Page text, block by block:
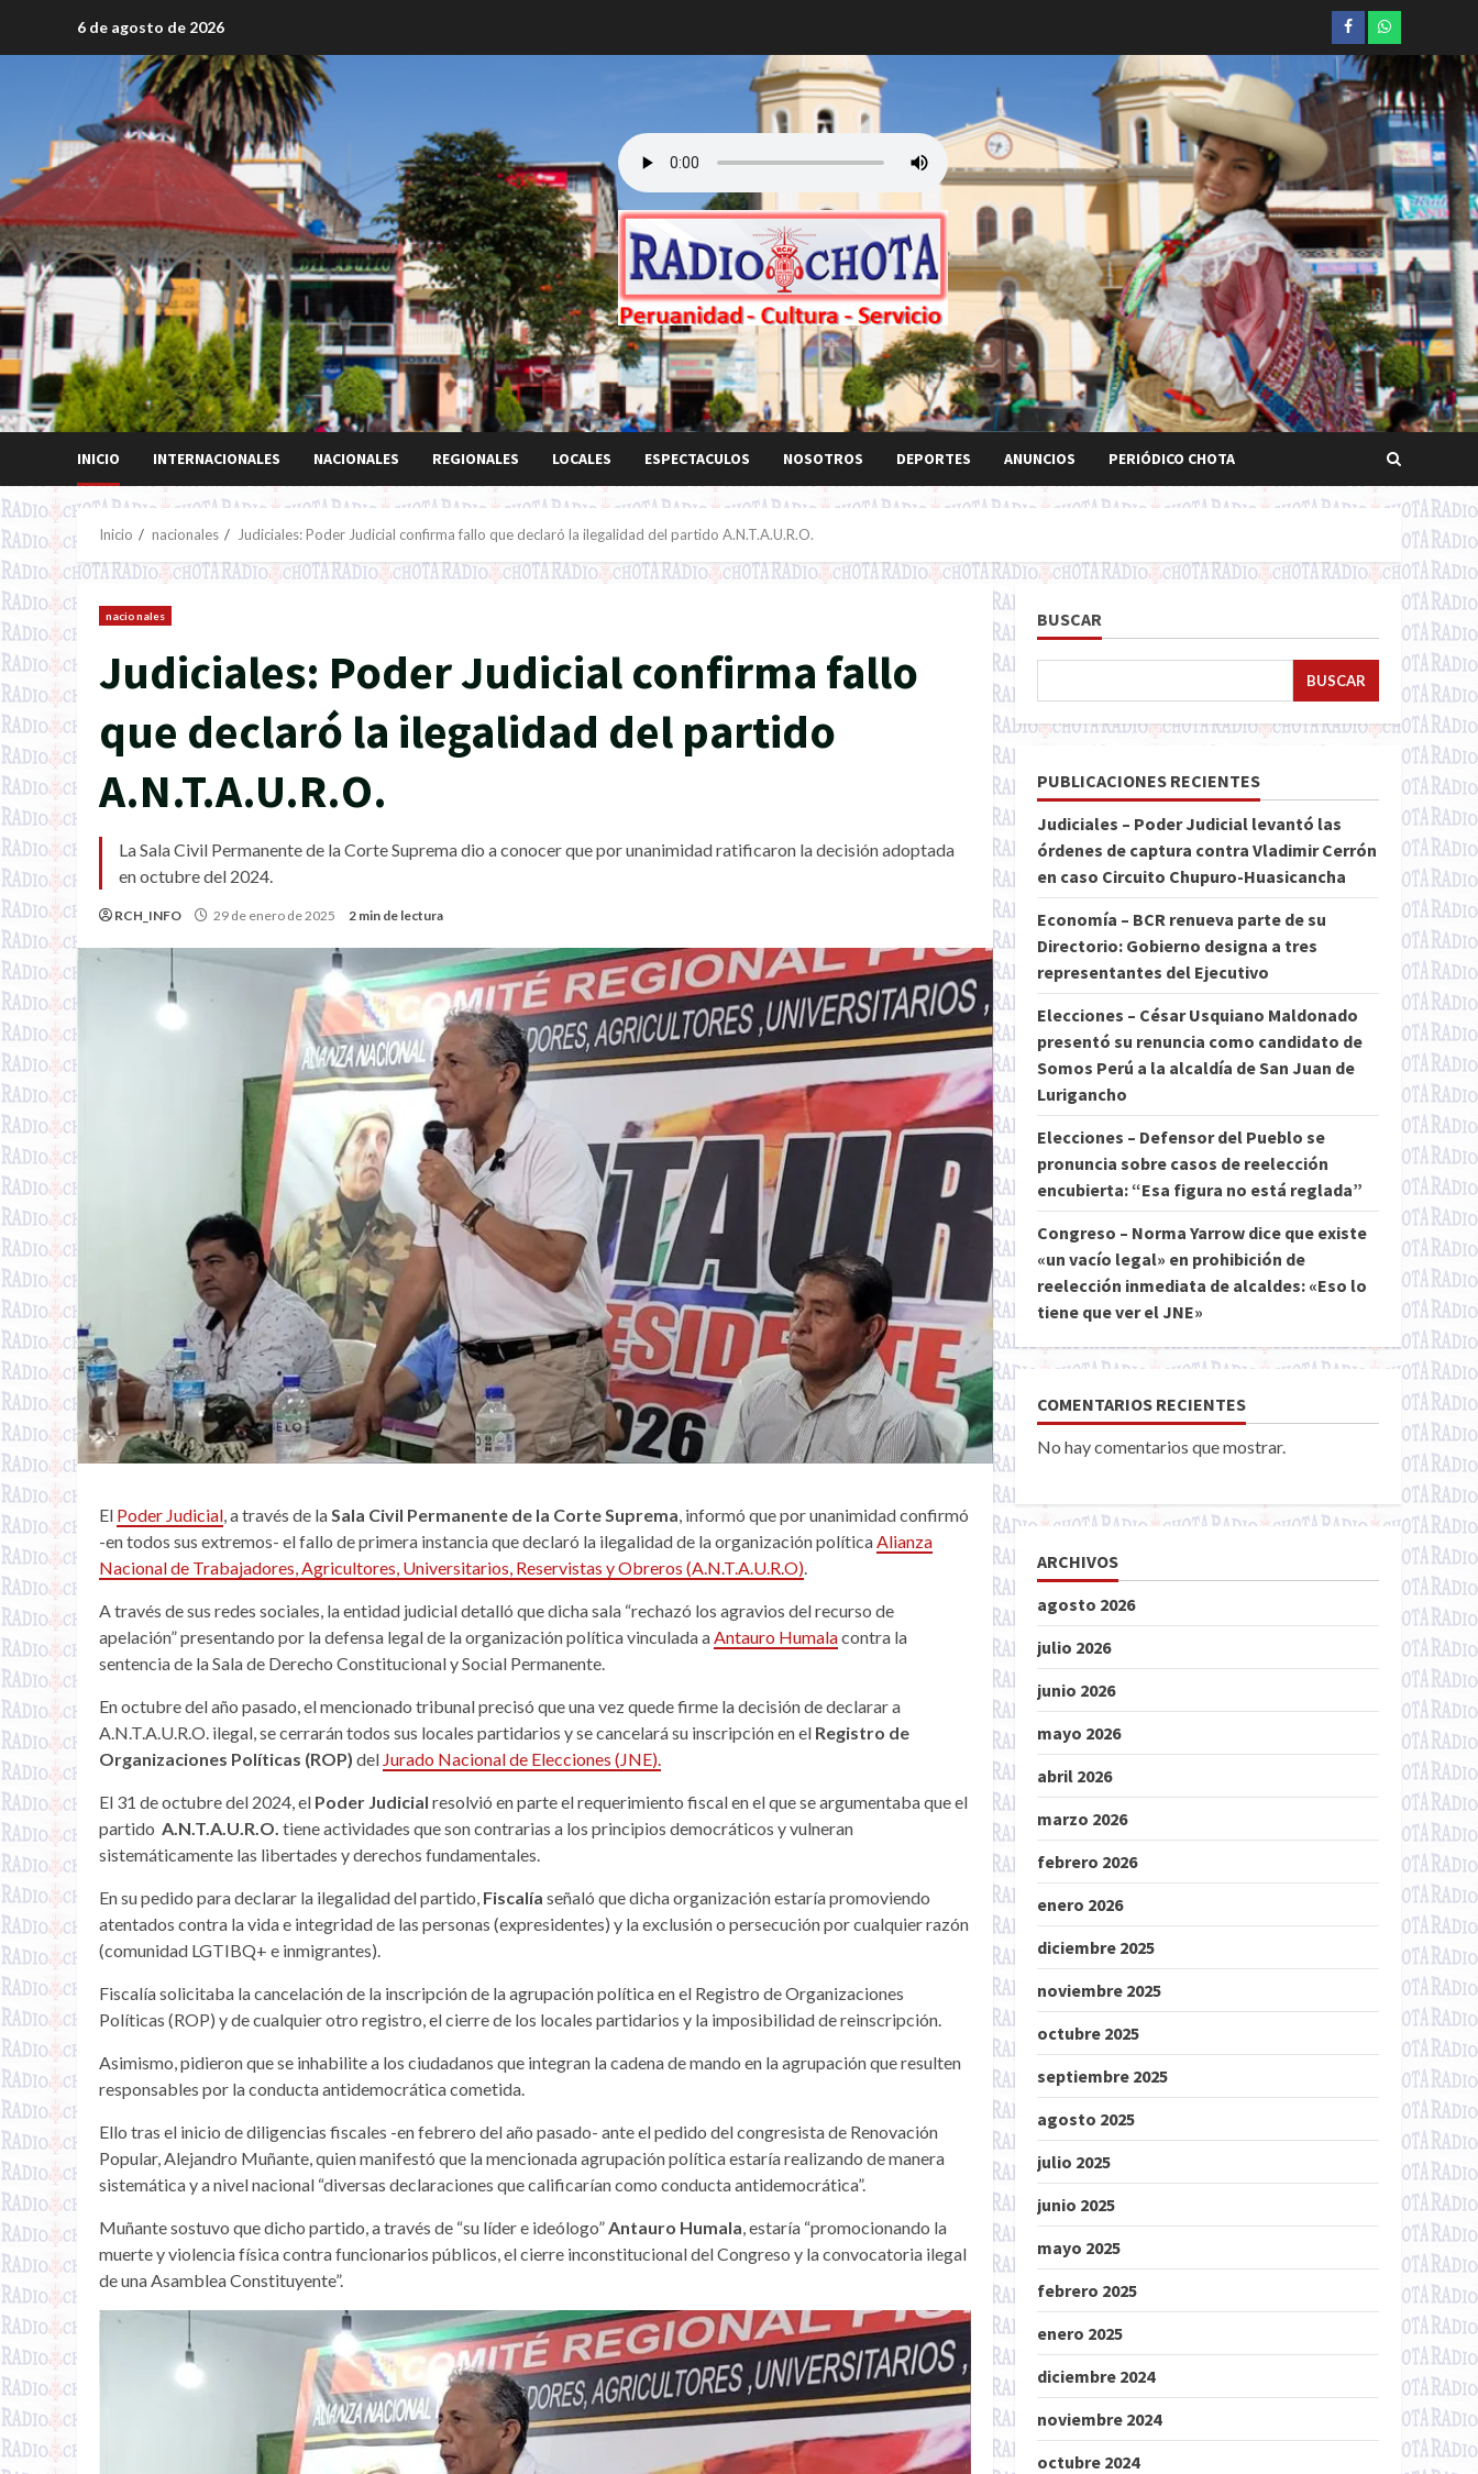
6 de agosto de 2026 Facebookwhatsapp
INICIO INTERNACIONALES NACIONALES REGIONALES LOCALES ESPECTACULOS NOSOTROS DEPORTES ANUNCIOS PERIÓDICO CHOTA
Inicio nacionales Judiciales: Poder Judicial confirma fallo que declaró la ilegalidad del partido A.N.T.A.U.R.O.
nacionales
Judiciales: Poder Judicial confirma fallo
que declaró la ilegalidad del partido
A.N.T.A.U.R.O.
La Sala Civil Permanente de la Corte Suprema dio a conocer que por unanimidad ratificaron la decisión adoptada
en octubre del 2024.
RCH_INFO 29 de enero de 2025 2 min de lectura
El Poder Judicial, a través de laSala Civil Permanente de la Corte Suprema, informó que por unanimidad confirmó
-en todos sus extremos- el fallo de primera instancia que declaró la ilegalidad de la organización políticaAlianza
Nacional de Trabajadores, Agricultores, Universitarios, Reservistas y Obreros (A.N.T.A.U.R.O).
A través de sus redes sociales, la entidad judicial detalló que dicha sala “rechazó los agravios del recurso de
apelación” presentando por la defensa legal de la organización política vinculada aAntauro Humalacontra la
sentencia de la Sala de Derecho Constitucional y Social Permanente.
En octubre del año pasado, el mencionado tribunal precisó que una vez quede firme la decisión de declarar a
A.N.T.A.U.R.O. ilegal, se cerrarán todos sus locales partidarios y se cancelará su inscripción en el Registro de
Organizaciones Políticas (ROP) del Jurado Nacional de Elecciones (JNE).
El 31 de octubre del 2024, el Poder Judicial resolvió en parte el requerimiento fiscal en el que se argumentaba que el
partido A.N.T.A.U.R.O. tiene actividades que son contrarias a los principios democráticos y vulneran
sistemáticamente las libertades y derechos fundamentales.
En su pedido para declarar la ilegalidad del partido, Fiscalía señaló que dicha organización estaría promoviendo
atentados contra la vida e integridad de las personas (expresidentes) y la exclusión o persecución por cualquier razón
(comunidad LGTIBQ+ e inmigrantes).
Fiscalía solicitaba la cancelación de la inscripción de la agrupación política en el Registro de Organizaciones
Políticas (ROP) y de cualquier otro registro, el cierre de los locales partidarios y la imposibilidad de reinscripción.
Asimismo, pidieron que se inhabilite a los ciudadanos que integran la cadena de mando en la agrupación que resulten
responsables por la conducta antidemocrática cometida.
Ello tras el inicio de diligencias fiscales -en febrero del año pasado- ante el pedido del congresista de Renovación
Popular, Alejandro Muñante, quien manifestó que la mencionada agrupación política estaría realizando de manera
sistemática y a nivel nacional “diversas declaraciones que calificarían como conducta antidemocrática”.
Muñante sostuvo que dicho partido, a través de “su líder e ideólogo”Antauro Humala, estaría “promocionando la
muerte y violencia física contra funcionarios públicos, el cierre inconstitucional del Congreso y la convocatoria ilegal
de una Asamblea Constituyente”.
BUSCAR
BUSCAR
PUBLICACIONES RECIENTES
Judiciales – Poder Judicial levantó las
órdenes de captura contra Vladimir Cerrón
en caso Circuito Chupuro-Huasicancha
Economía – BCR renueva parte de su
Directorio: Gobierno designa a tres
representantes del Ejecutivo
Elecciones – César Usquiano Maldonado
presentó su renuncia como candidato de
Somos Perú a la alcaldía de San Juan de
Lurigancho
Elecciones – Defensor del Pueblo se
pronuncia sobre casos de reelección
encubierta: “Esa figura no está reglada”
Congreso – Norma Yarrow dice que existe
«un vacío legal» en prohibición de
reelección inmediata de alcaldes: «Eso lo
tiene que ver el JNE»
COMENTARIOS RECIENTES
No hay comentarios que mostrar.
ARCHIVOS
agosto 2026
julio 2026
junio 2026
mayo 2026
abril 2026
marzo 2026
febrero 2026
enero 2026
diciembre 2025
noviembre 2025
octubre 2025
septiembre 2025
agosto 2025
julio 2025
junio 2025
mayo 2025
febrero 2025
enero 2025
diciembre 2024
noviembre 2024
octubre 2024